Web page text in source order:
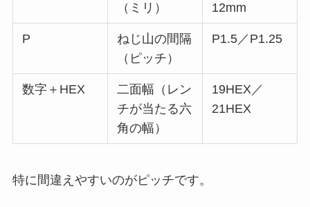
（ミリ）
12mm
P
ねじ山の間隔
（ピッチ）
P1.5／P1.25
数字＋HEX
二面幅（レン
チが当たる六
角の幅）
19HEX／
21HEX
特に間違えやすいのがピッチです。